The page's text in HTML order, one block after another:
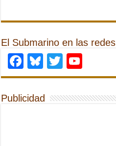
El Submarino en las redes
Facebook
Bluesky
Twitter
Publicidad